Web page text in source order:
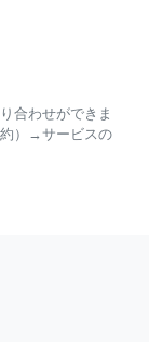
合わせができま
）→サービスの